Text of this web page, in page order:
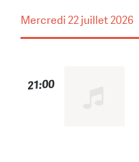
Mercredi 22 juillet 2026
21:00